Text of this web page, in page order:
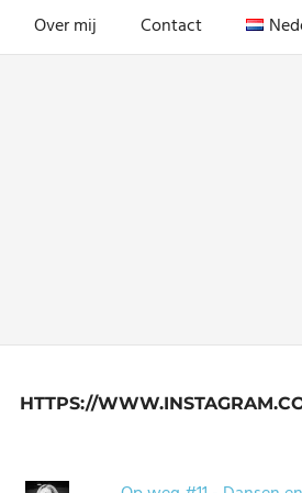
Over mij Contact
HTTPS://